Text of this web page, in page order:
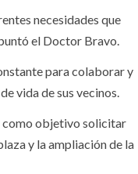
necesidades que
el Doctor Bravo.
para colaborar y
vida de sus vecinos.
como objetivo solicitar
y la ampliación de la